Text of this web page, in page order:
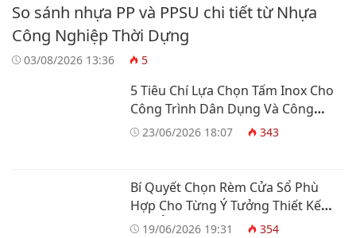
So sánh nhựa PP và PPSU chi tiết từ Nhựa
Công Nghiệp Thời Dựng
03/08/2026 13:36 5
5 Tiêu Chí Lựa Chọn Tấm Inox Cho
Công Trình Dân Dụng Và Công
Nghiệp
23/06/2026 18:07 343
Bí Quyết Chọn Rèm Cửa Sổ Phù
Hợp Cho Từng Ý Tưởng Thiết Kế
Nhà Ở
19/06/2026 19:31 354